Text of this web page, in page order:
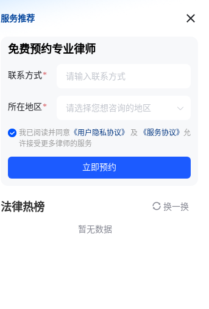
服务推荐
服务推荐
免费预约专业律师
联系方式
所在地区
我已阅读并同意 《用户隐私协议》 及 《服务协议》 允
许接受更多律师的服务
立即预约
法律热榜 换一换
暂无数据